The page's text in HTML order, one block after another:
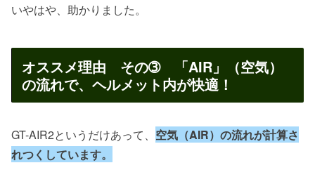
いやはや、助かりました。
オススメ理由 その➂ 「AIR」（空気）
の流れで、ヘルメット内が快適！
GT-AIR2というだけあって、 空気（AIR）の流れが計算さ
れつくしています。